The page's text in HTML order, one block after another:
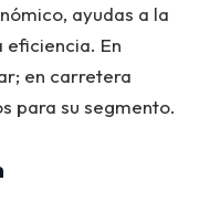
ayudas a la
eficiencia. En
en carretera
para su segmento.